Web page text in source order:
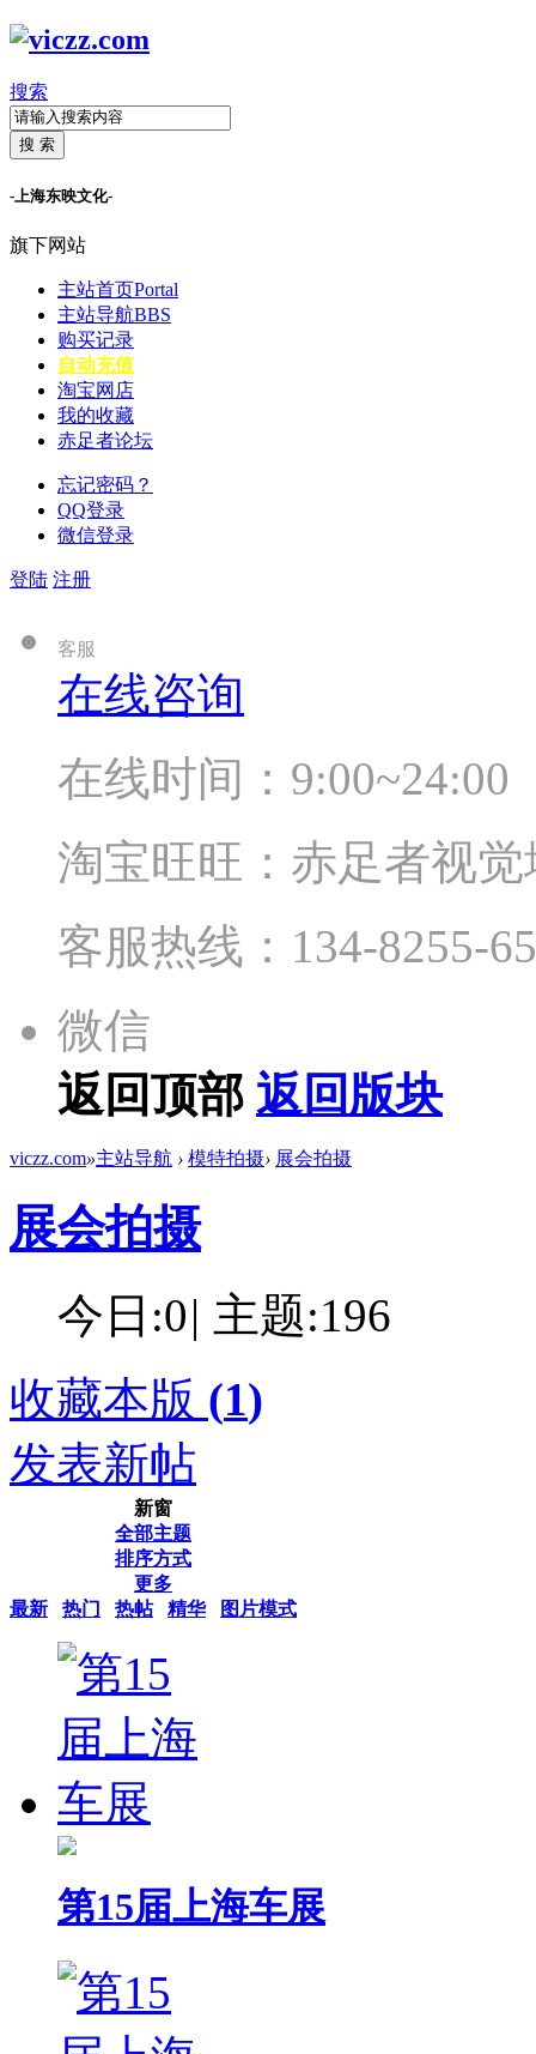
搜索
搜 索
-上海东映文化-
旗下网站
主站首页Portal
主站导航BBS
购买记录
自动充值
淘宝网店
我的收藏
赤足者论坛
忘记密码？
QQ登录
微信登录
登陆 注册
客服
在线咨询
在线时间：9:00~24:00
淘宝旺旺：赤足者视觉
客服热线：134-8255-
微信
返回顶部 返回版块
viczz.com»主站导航 › 模特拍摄› 展会拍摄
展会拍摄
今日:0| 主题:196
收藏本版 (1)
发表新帖
新窗
全部主题
排序方式
更多
最新
热门 热帖 精华 图片模式
第15届上海车展